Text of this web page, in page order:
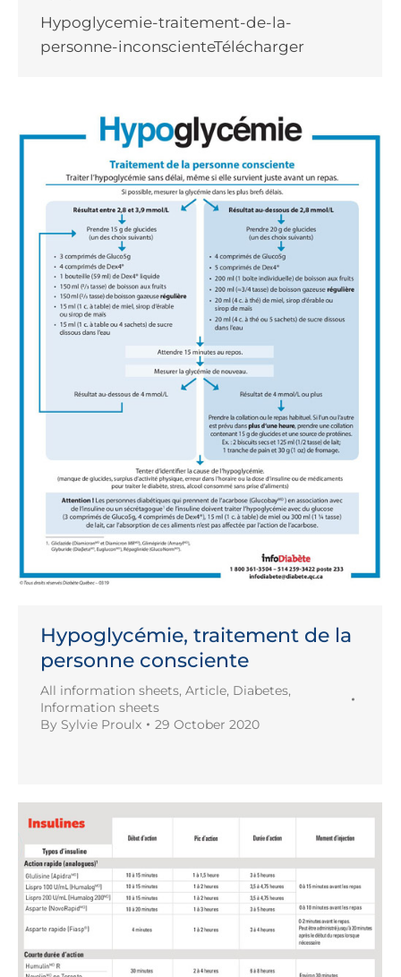
Hypoglycemie-traitement-de-la-
personne-inconscienteTélécharger
Hypoglycémie, traitement de la
personne consciente
All information sheets, Article, Diabetes,
Information sheets
By Sylvie Proulx 29 October 2020